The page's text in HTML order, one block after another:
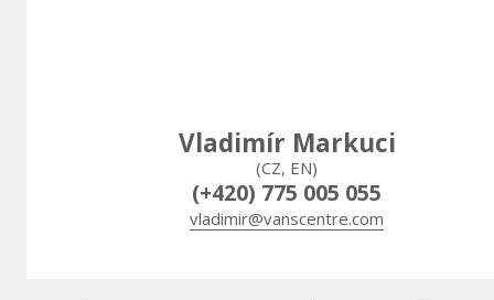
Vladimír Markuci
(CZ, EN)
(+420) 775 005 055
vladimir@vanscentre.com